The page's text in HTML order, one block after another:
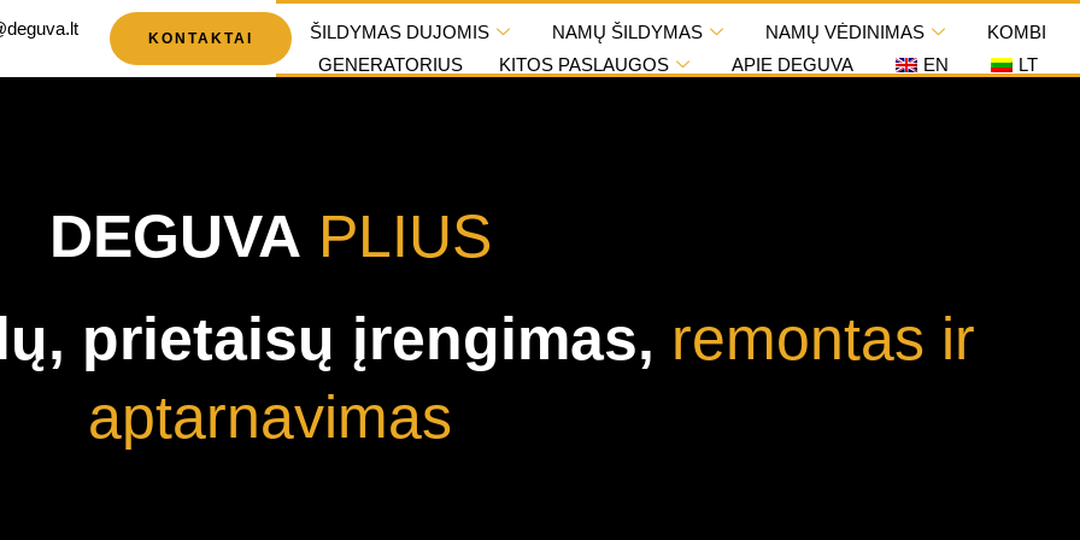
KONTAKTAI ŠILDYMAS DUJOMIS NAMŲ ŠILDYMAS NAMŲ VĖDINIMAS
KOMBI
GENERATORIUS
KITOS PASLAUGOS APIE DEGUVA EN LT
DEGUVA PLIUS
prietaisų įrengimas, remontas ir
aptarnavimas